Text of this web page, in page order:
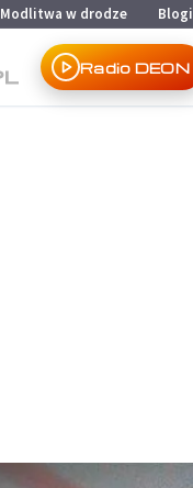
Modlitwa w drodze Blogi
Radio DEON